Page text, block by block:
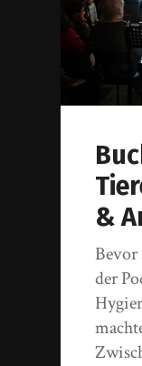
&
der